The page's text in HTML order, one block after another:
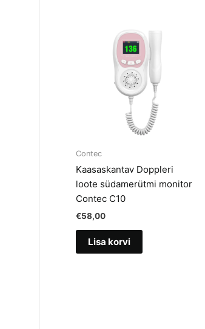
Contec
Kaasaskantav Doppleri
loote südamerütmi monitor
Contec C10
€58,00
Lisa korvi